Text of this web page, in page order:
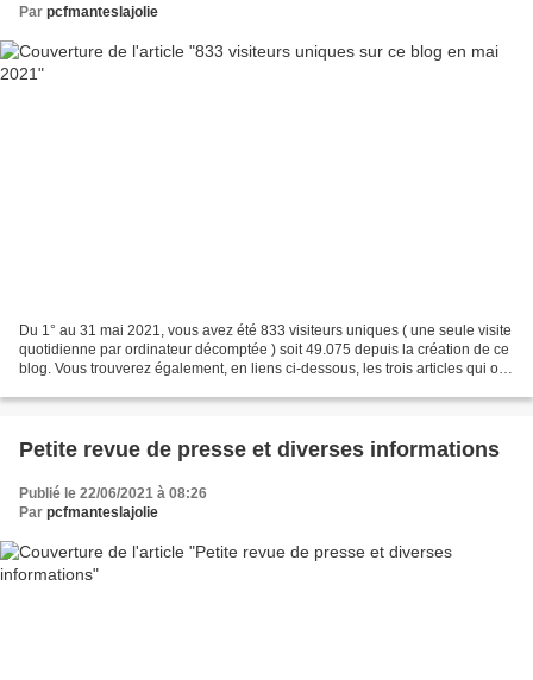
Par pcfmanteslajolie
Du 1° au 31 mai 2021, vous avez été 833 visiteurs uniques ( une seule visite
quotidienne par ordinateur décomptée ) soit 49.075 depuis la création de ce
blog. Vous trouverez également, en liens ci-dessous, les trois articles qui ont
Petite revue de presse et diverses informations
Publié le 22/06/2021 à 08:26
Par pcfmanteslajolie